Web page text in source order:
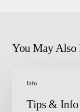
You May Also
Info
untukTips & Info